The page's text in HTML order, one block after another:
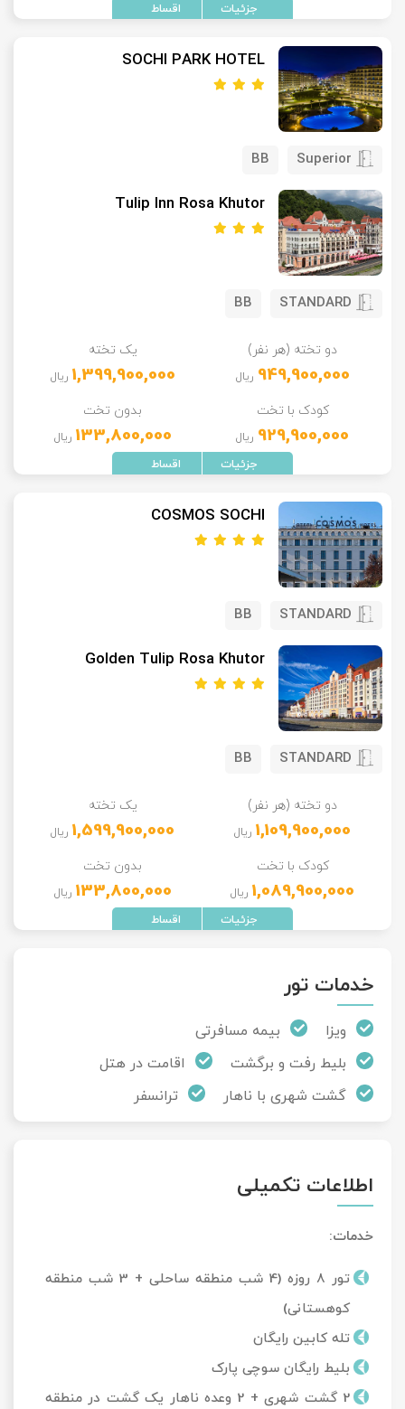
SOCHI PARK HOTEL
Superior
BB
Tulip Inn Rosa Khutor
STANDARD
BB
دو تخته (هر نفر)
949,900,000 ریال
یک تخته
1,399,900,000 ریال
کودک با تخت
929,900,000 ریال
بدون تخت
133,800,000 ریال
COSMOS SOCHI
STANDARD
BB
Golden Tulip Rosa Khutor
STANDARD
BB
دو تخته (هر نفر)
1,109,900,000 ریال
یک تخته
1,599,900,000 ریال
کودک با تخت
1,089,900,000 ریال
بدون تخت
133,800,000 ریال
خدمات تور
ویزا
بیمه مسافرتی
بلیط رفت و برگشت
اقامت در هتل
گشت شهری با ناهار
ترانسفر
اطلاعات تکمیلی
خدمات:
تور 8 روزه (4 شب منطقه ساحلی + 3 شب منطقه
کوهستانی)
تله کابین رایگان
بلیط رایگان سوچی پارک
2 گشت شهری + 2 وعده ناهار یک گشت در منطقه
تور چابهار
تور مرداب هسل
تور کاشان
تور اصفهان
تور ترکمن صحرا
تور آفرود